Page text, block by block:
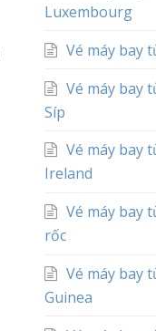
Luxembourg
Vé máy bay
Vé máy bay
Síp
Vé máy bay
Ireland
Vé máy bay
rốc
Vé máy bay
Guinea